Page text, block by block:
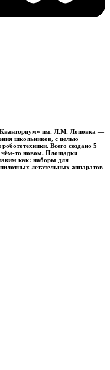
им. Л.М. Лоповка —
школьников, с целью
Всего создано 5
чём-то новом. Площадки
как: наборы для
летательных аппаратов